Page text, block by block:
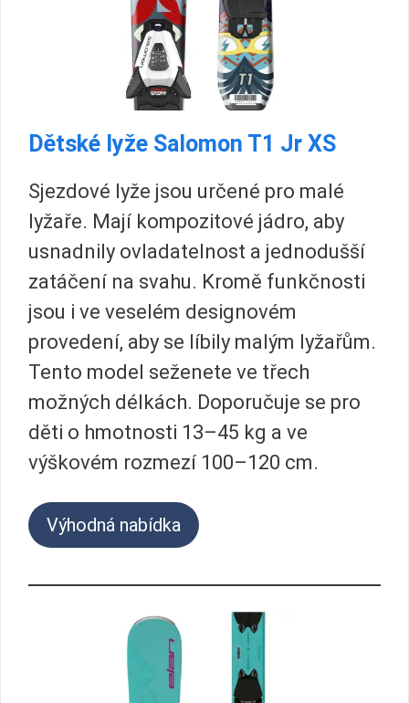
Dětské lyže Salomon T1 Jr XS
Sjezdové lyže jsou určené pro malé
lyžaře. Mají kompozitové jádro, aby
usnadnily ovladatelnost a jednodušší
zatáčení na svahu. Kromě funkčnosti
jsou i ve veselém designovém
provedení, aby se líbily malým lyžařům.
Tento model seženete ve třech
možných délkách. Doporučuje se pro
děti o hmotnosti 13–45 kg a ve
výškovém rozmezí 100–120 cm.
Výhodná nabídka